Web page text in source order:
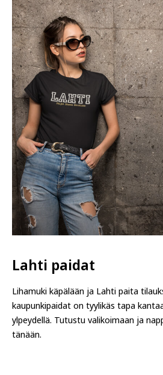
Lahti paidat
Lihamuki käpälään ja Lahti paita
kaupunkipaidat on tyylikäs tapa
ylpeydellä. Tutustu valikoimaan ja
tänään.